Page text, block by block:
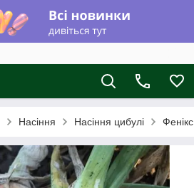
Насіння Насіння цибулі